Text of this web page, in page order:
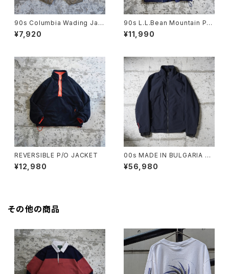
90s Columbia Wading Jac
ket
¥7,920
90s L.L.Bean Mountain Par
ka
¥11,990
REVERSIBLE P/O JACKET
¥12,980
00s MADE IN BULGARIA PR
ADA GORE-TEX JACKET
¥56,980
その他の商品